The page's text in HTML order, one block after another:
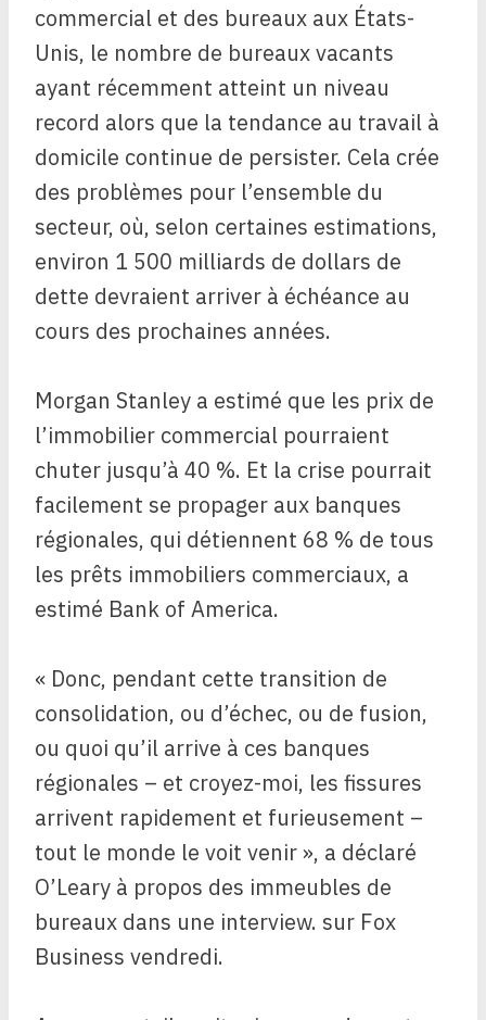
commercial et des bureaux aux États-
Unis, le nombre de bureaux vacants
ayant récemment atteint un niveau
record alors que la tendance au travail à
domicile continue de persister. Cela crée
des problèmes pour l’ensemble du
secteur, où, selon certaines estimations,
environ 1 500 milliards de dollars de
dette devraient arriver à échéance au
cours des prochaines années.
Morgan Stanley a estimé que les prix de
l’immobilier commercial pourraient
chuter jusqu’à 40 %. Et la crise pourrait
facilement se propager aux banques
régionales, qui détiennent 68 % de tous
les prêts immobiliers commerciaux, a
estimé Bank of America.
« Donc, pendant cette transition de
consolidation, ou d’échec, ou de fusion,
ou quoi qu’il arrive à ces banques
régionales – et croyez-moi, les fissures
arrivent rapidement et furieusement – ​​
tout le monde le voit venir », a déclaré
O’Leary à propos des immeubles de
bureaux dans une interview. sur Fox
Business vendredi.